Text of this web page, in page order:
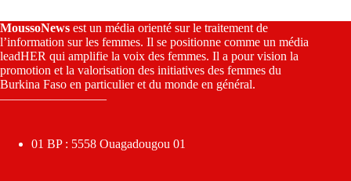
MoussoNews est un média orienté sur le traitement de
l’information sur les femmes. Il se positionne comme un média
leadHER qui amplifie la voix des femmes. Il a pour vision la
promotion et la valorisation des initiatives des femmes du
Burkina Faso en particulier et du monde en général.
————————–
01 BP : 5558 Ouagadougou 01